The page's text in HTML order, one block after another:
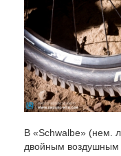
В «Schwalbe» (нем.
двойным воздушным